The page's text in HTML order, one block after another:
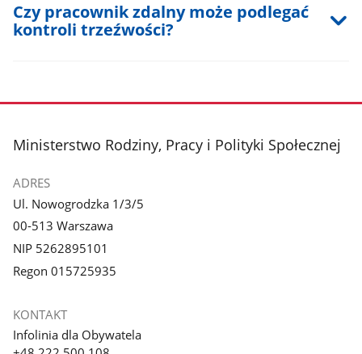
Czy pracownik zdalny może podlegać
kontroli trzeźwości?
stopka
Ministerstwo Rodziny, Pracy i Polityki Społecznej
ADRES
Ul. Nowogrodzka 1/3/5
00-513 Warszawa
NIP 5262895101
Regon 015725935
KONTAKT
Infolinia dla Obywatela